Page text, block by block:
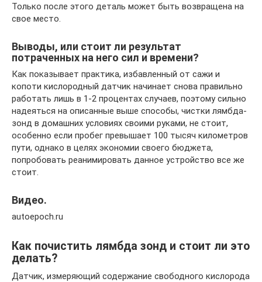
Только после этого деталь может быть возвращена на
свое место.
Выводы, или стоит ли результат
потраченных на него сил и времени?
Как показывает практика, избавленный от сажи и
копоти кислородный датчик начинает снова правильно
работать лишь в 1-2 процентах случаев, поэтому сильно
надеяться на описанные выше способы, чистки лямбда-
зонд в домашних условиях своими руками, не стоит,
особенно если пробег превышает 100 тысяч километров
пути, однако в целях экономии своего бюджета,
попробовать реанимировать данное устройство все же
стоит.
Видео.
autoepoch.ru
Как почистить лямбда зонд и стоит ли это
делать?
Датчик, измеряющий содержание свободного кислорода